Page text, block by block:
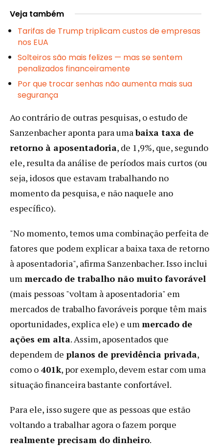
Veja também
Tarifas de Trump triplicam custos de empresas
nos EUA
Solteiros são mais felizes — mas se sentem
penalizados financeiramente
Por que trocar senhas não aumenta mais sua
segurança
Ao contrário de outras pesquisas, o estudo de
Sanzenbacher aponta para umabaixa taxa de
retorno à aposentadoria, de 1,9%, que, segundo
ele, resulta da análise de períodos mais curtos (ou
seja, idosos que estavam trabalhando no
momento da pesquisa, e não naquele ano
específico).
"No momento, temos uma combinação perfeita de
fatores que podem explicar a baixa taxa de retorno
à aposentadoria", afirma Sanzenbacher. Isso inclui
ummercado de trabalho não muito favorável
(mais pessoas "voltam à aposentadoria" em
mercados de trabalho favoráveis ​​porque têm mais
oportunidades, explica ele) e ummercado de
ações em alta. Assim, aposentados que
dependem de planos de previdência privada,
como o 401k, por exemplo, devem estar com uma
situação financeira bastante confortável.
Para ele, isso sugere que as pessoas que estão
voltando a trabalhar agora o fazem porque
realmente precisam do dinheiro.